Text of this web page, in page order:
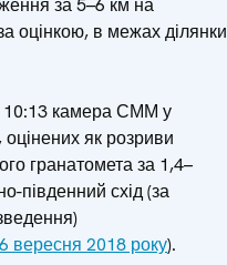
за 5–6 км на
оцінкою, в межах ділянки
10:13 камера СММ у
як розриви
гранатомета за 1,4–
південний схід (за
вересня 2018 року).